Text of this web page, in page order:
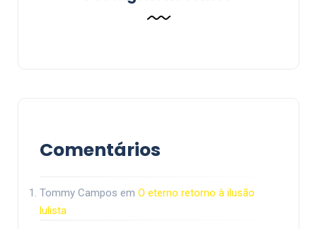
Comentários
Tommy Campos em O eterno retorno à ilusão
lulista